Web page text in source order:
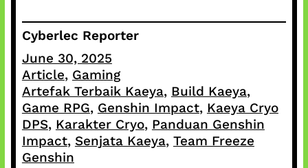
Cyberlec Reporter
June 30, 2025
Article, Gaming
Artefak Terbaik Kaeya, Build Kaeya ,
Game RPG, Genshin Impact, Kaeya Cryo
DPS, Karakter Cryo, Panduan Genshin
Impact, Senjata Kaeya, Team Freeze
Genshin